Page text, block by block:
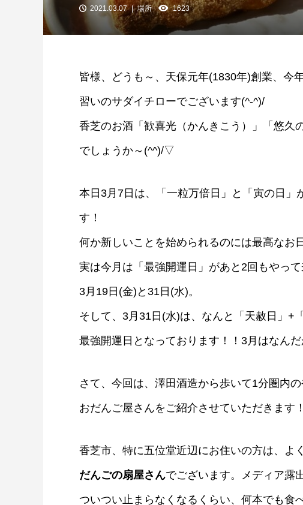
2021.03.07 場所 1623
皆様、どうも～、天保元年(1830年)創業、今
習いのサダイチローでございます(^-^)/
香芝のお酒「歓喜光（かんきこう）」「悠久
でしょうか～(^^)/▽
本日3月7日は、「一粒万倍日」と「寅の日」
す！
何か新しいことを始められるのには最高なお
実は今月は「最強開運日」があと2回もやって
3月19日(金)と31日(水)。
そして、3月31日(水)は、なんと「天赦日」+
最強開運日となっております！！3月はなん
さて、今回は、澤田酒造から歩いて1分圏内
おだんご屋さんをご紹介させていただきます！
香芝市、特に五位堂近辺にお住いの方は、よ
だんごの扇屋さんでございます。メディア露
ついつい止まらなくなるくらい、何本でも食
香芝にうまいもんあり！卯之庵の絶品親
子丼